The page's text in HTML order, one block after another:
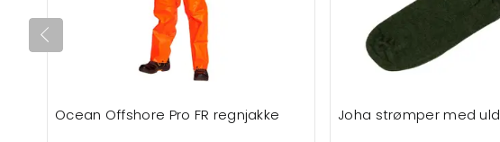
Ocean Offshore Pro FR regnjakke Joha strømper med uld